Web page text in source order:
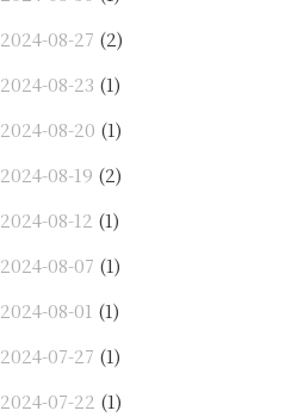
2024-08-27 (2)
2024-08-23 (1)
2024-08-20 (1)
2024-08-19 (2)
2024-08-12 (1)
2024-08-07 (1)
2024-08-01 (1)
2024-07-27 (1)
2024-07-22 (1)